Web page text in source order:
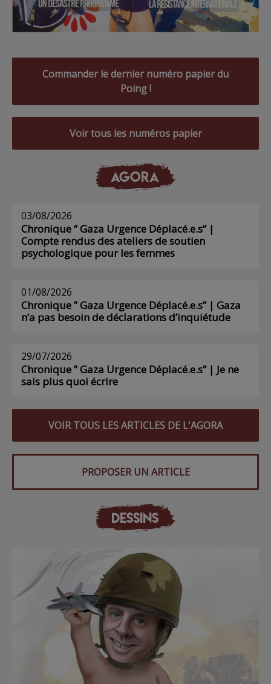
Commander le dernier numéro papier du
Poing !
Voir tous les numéros papier
AGORA
03/08/2026
Chronique ” Gaza Urgence Déplacé.e.s” |
Compte rendus des ateliers de soutien
psychologique pour les femmes
01/08/2026
Chronique ” Gaza Urgence Déplacé.e.s” | Gaza
n’a pas besoin de déclarations d’inquiétude
29/07/2026
Chronique ” Gaza Urgence Déplacé.e.s” | Je ne
sais plus quoi écrire
VOIR TOUS LES ARTICLES DE L'AGORA
PROPOSER UN ARTICLE
DESSINS